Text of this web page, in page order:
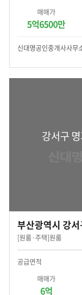
매매가
5억6500만
신대명공인중개사사무
강서구
부산광역시 강
[원룸·주택]원룸
공급면적
매매가
6억